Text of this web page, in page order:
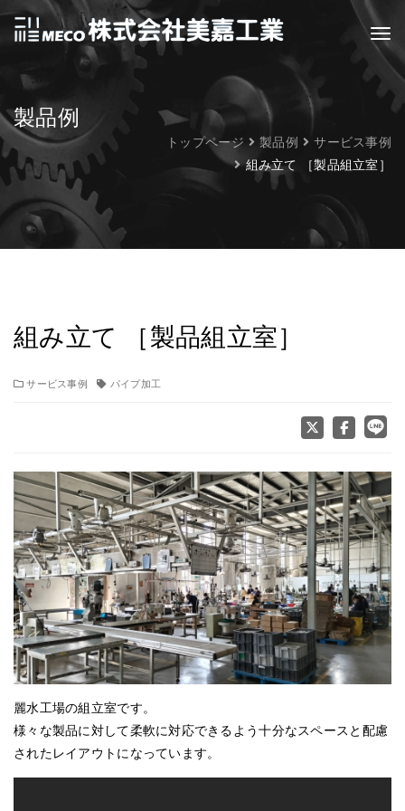
製品例
トップページ 製品例
サービス事例
組み立て ［製品組立室］
組み立て ［製品組立室］
サービス事例 パイプ加工
麗水工場の組立室です。
様々な製品に対して柔軟に対応できるよう十分なスペースと配慮
されたレイアウトになっています。